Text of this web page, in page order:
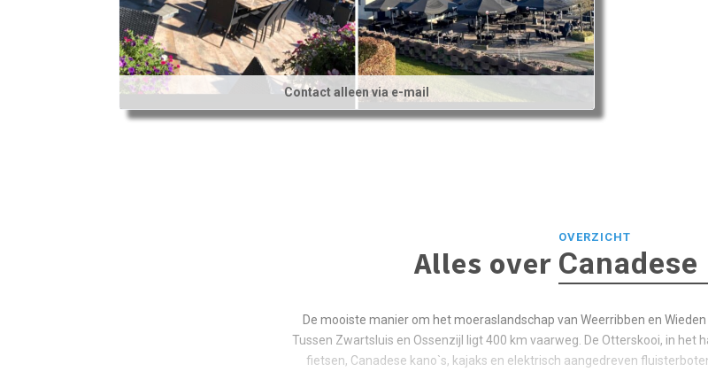
Contact alleen via e-mail
OVERZICHT
Alles over Canadese
De mooiste manier om het moeraslandschap van Weerribben en
Tussen Zwartsluis en Ossenzijl ligt 400 km vaarweg. De Otterskooi, in het
fietsen, Canadese kano`s, kajaks en elektrisch aangedreven